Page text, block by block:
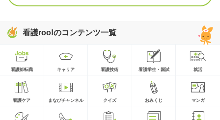
看護roo!のコンテンツ一覧
看護師転職 キャリア 看護技術 看護学生・国試 就活
看護ケア まなびチャンネル クイズ おみくじ マンガ